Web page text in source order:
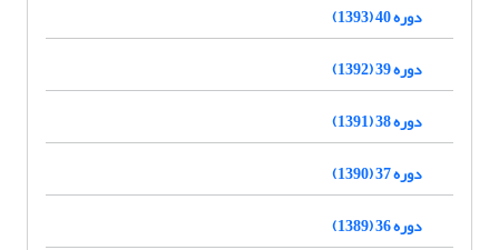
دوره 40 (1393)
دوره 39 (1392)
دوره 38 (1391)
دوره 37 (1390)
دوره 36 (1389)